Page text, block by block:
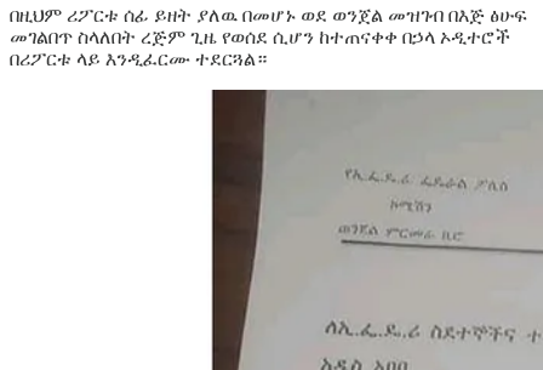
በዚህም ሪፖርቱ ሰፊ ይዘት ያለዉ በመሆኑ ወደ ወንጀል መዝገብ በእጅ ፅሁፍ
መገልበጥ ስላለበት ረጅም ጊዜ የወሰደ ሲሆን ከተጠናቀቀ በኃላ ኦዲተሮች
በሪፖርቱ ላይ እንዲፈርሙ ተደርጓል።